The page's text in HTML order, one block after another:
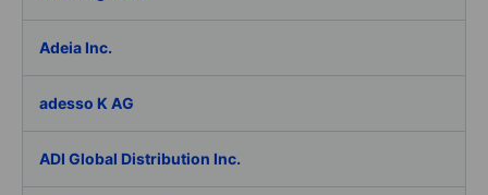
Adeia Inc.
adesso K AG
ADI Global Distribution Inc.